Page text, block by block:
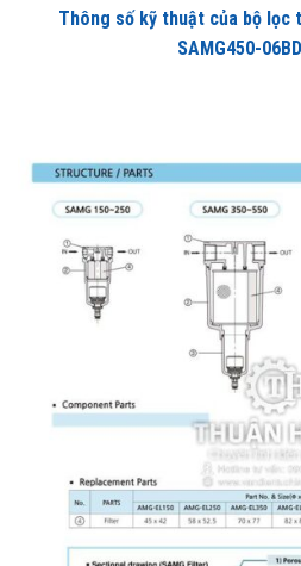
Thông số kỹ thuật của bộ lọc
SAMG450-